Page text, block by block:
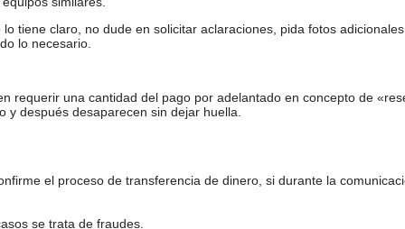
tiene claro, no dude en solicitar aclaraciones, pida fotos
lo necesario.
requerir una cantidad del pago por adelantado en concepto de
después desaparecen sin dejar huella.
el proceso de transferencia de dinero, si durante la
se trata de fraudes.